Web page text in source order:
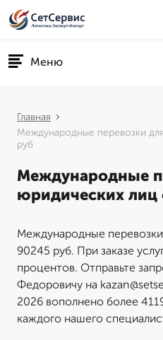
Меню
Главная
Международные перевозки
руб
Международные
юридических лиц
Международные
90245 руб. При заказе
процентов. Отправьте
Федоровичу на
2026 вополнено более
каждого нашего